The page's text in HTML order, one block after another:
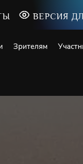
ВЕРСИЯ
Зрителям